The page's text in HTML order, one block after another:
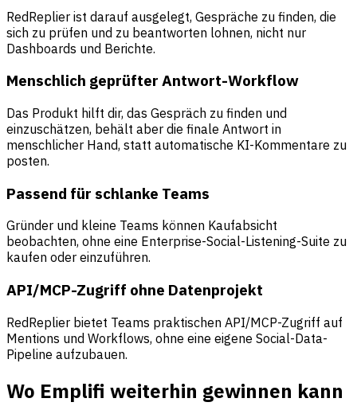
RedReplier ist darauf ausgelegt, Gespräche zu finden, die
sich zu prüfen und zu beantworten lohnen, nicht nur
Dashboards und Berichte.
Menschlich geprüfter Antwort-Workflow
Das Produkt hilft dir, das Gespräch zu finden und
einzuschätzen, behält aber die finale Antwort in
menschlicher Hand, statt automatische KI-Kommentare zu
posten.
Passend für schlanke Teams
Gründer und kleine Teams können Kaufabsicht
beobachten, ohne eine Enterprise-Social-Listening-Suite zu
kaufen oder einzuführen.
API/MCP-Zugriff ohne Datenprojekt
RedReplier bietet Teams praktischen API/MCP-Zugriff auf
Mentions und Workflows, ohne eine eigene Social-Data-
Pipeline aufzubauen.
Wo Emplifi weiterhin gewinnen kann